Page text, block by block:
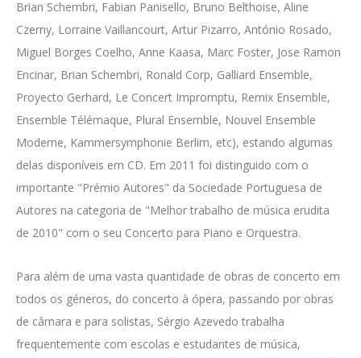
Brian Schembri, Fabian Panisello, Bruno Belthoise, Aline
Czerny, Lorraine Vaillancourt, Artur Pizarro, António Rosado,
Miguel Borges Coelho, Anne Kaasa, Marc Foster, Jose Ramon
Encinar, Brian Schembri, Ronald Corp, Galliard Ensemble,
Proyecto Gerhard, Le Concert Impromptu, Remix Ensemble,
Ensemble Télémaque, Plural Ensemble, Nouvel Ensemble
Moderne, Kammersymphonie Berlim, etc), estando algumas
delas disponíveis em CD. Em 2011 foi distinguido com o
importante "Prémio Autores" da Sociedade Portuguesa de
Autores na categoria de "Melhor trabalho de música erudita
de 2010" com o seu Concerto para Piano e Orquestra.
Para além de uma vasta quantidade de obras de concerto em
todos os géneros, do concerto à ópera, passando por obras
de câmara e para solistas, Sérgio Azevedo trabalha
frequentemente com escolas e estudantes de música,